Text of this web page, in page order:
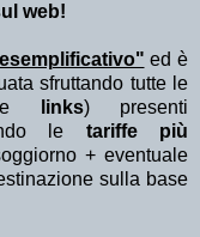
web!
ed è
sfruttando tutte le
e links) presenti
le tariffe più
+ eventuale
sulla base